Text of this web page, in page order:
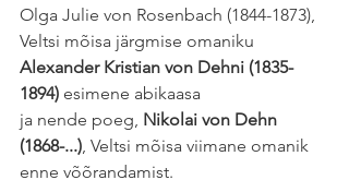
Olga Julie von Rosenbach (1844-1873),
Veltsi mõisa järgmise omaniku
Alexander Kristian von Dehni (1835-
1894) esimene abikaasa
ja nende poeg, Nikolai von Dehn
(1868-...), Veltsi mõisa viimane omanik
enne võõrandamist.